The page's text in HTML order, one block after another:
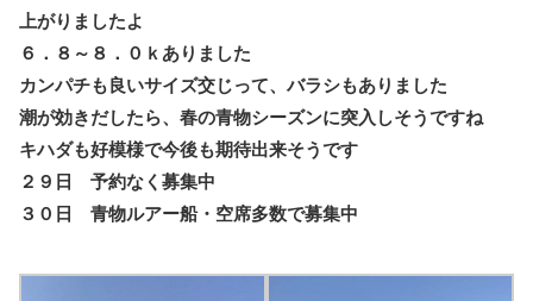
上がりましたよ
６．８～８．０ｋありました
カンパチも良いサイズ交じって、バラシもありました
潮が効きだしたら、春の青物シーズンに突入しそうですね
キハダも好模様で今後も期待出来そうです
２９日 予約なく募集中
３０日 青物ルアー船・空席多数で募集中